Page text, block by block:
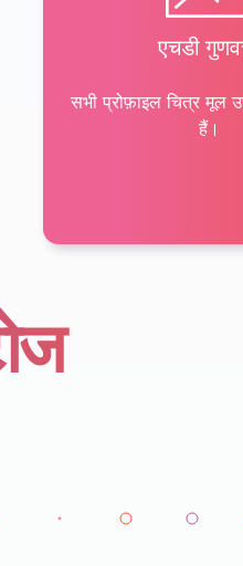
एचडी
सभी प्रोफ़ाइल चित्र मूल
हैं।